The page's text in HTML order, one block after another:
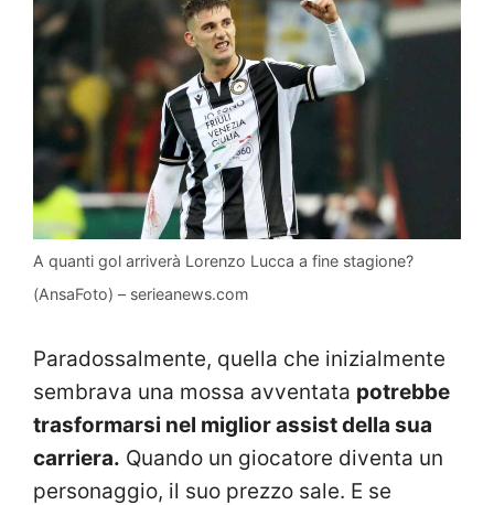
A quanti gol arriverà Lorenzo Lucca a fine stagione?
(AnsaFoto) – serieanews.com
Paradossalmente, quella che inizialmente
sembrava una mossa avventata potrebbe
trasformarsi nel miglior assist della sua
carriera. Quando un giocatore diventa un
personaggio, il suo prezzo sale. E se